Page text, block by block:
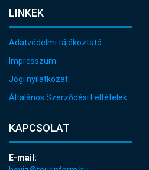
LINKEK
Adatvédelmi tájékoztató
Impresszum
Jogi nyilatkozat
Általános Szerződési Feltételek
KAPCSOLAT
E-mail: